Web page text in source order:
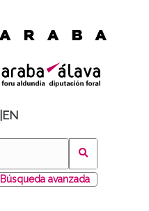
EN
Búsqueda avanzada